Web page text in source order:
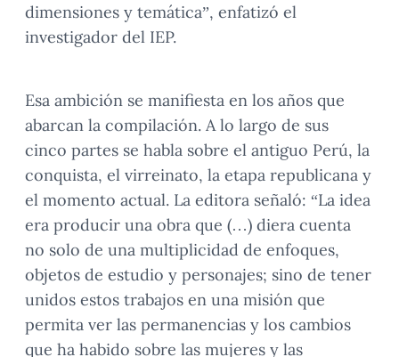
dimensiones y temática”, enfatizó el
investigador del IEP.
Esa ambición se manifiesta en los años que
abarcan la compilación. A lo largo de sus
cinco partes se habla sobre el antiguo Perú, la
conquista, el virreinato, la etapa republicana y
el momento actual. La editora señaló: “La idea
era producir una obra que (…) diera cuenta
no solo de una multiplicidad de enfoques,
objetos de estudio y personajes; sino de tener
unidos estos trabajos en una misión que
permita ver las permanencias y los cambios
que ha habido sobre las mujeres y las